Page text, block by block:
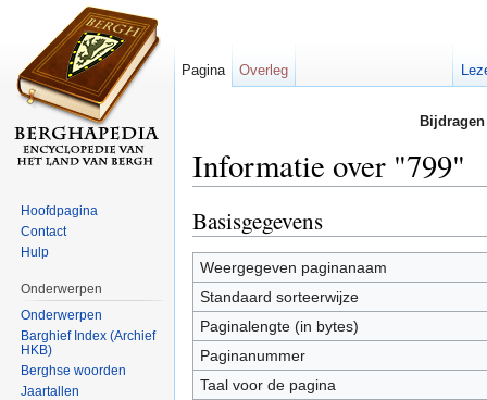
Informatie over "799"
Basisgegevens
Weergegeven paginanaam
Standaard sorteerwijze
Paginalengte (in bytes)
Paginanummer
Taal voor de pagina
Pagina Overleg
Hoofdpagina
Contact
Hulp
Onderwerpen
Onderwerpen
Barghief Index (Archief
HKB)
Berghse woorden
Jaartallen